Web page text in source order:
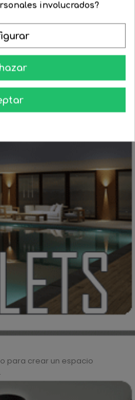
el esplendor en las noches
para crear un espacio
involucrados?